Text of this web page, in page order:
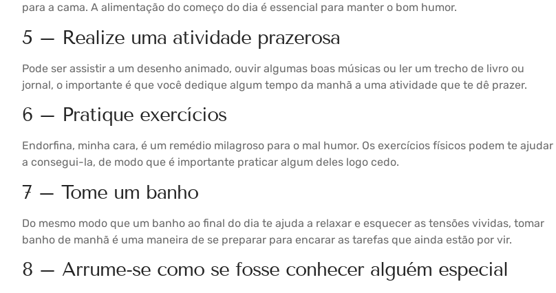
para a cama. A alimentação do começo do dia é essencial para manter o bom humor.
5 – Realize uma atividade prazerosa
Pode ser assistir a um desenho animado, ouvir algumas boas músicas ou ler um trecho de livro ou
jornal, o importante é que você dedique algum tempo da manhã a uma atividade que te dê prazer.
6 – Pratique exercícios
Endorfina, minha cara, é um remédio milagroso para o mal humor. Os exercícios físicos podem te ajudar
a consegui-la, de modo que é importante praticar algum deles logo cedo.
7 – Tome um banho
Do mesmo modo que um banho ao final do dia te ajuda a relaxar e esquecer as tensões vividas, tomar
banho de manhã é uma maneira de se preparar para encarar as tarefas que ainda estão por vir.
8 – Arrume-se como se fosse conhecer alguém especial